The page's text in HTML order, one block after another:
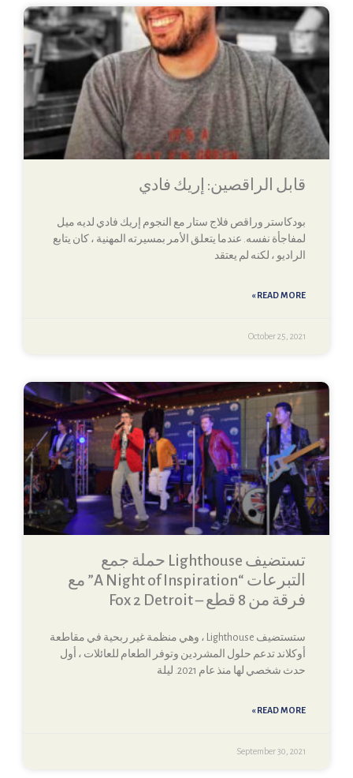
قابل الراقصين: إريك فادي
بودكاستر وراقص فلاج ستار مع النجوم إريك فادي لديه ميل
لمفاجأة نفسه. عندما يتعلق الأمر بمسيرته المهنية ، كان يتابع
الراديو ، لكنه لم يعتقد
READ MORE »
October 25, 2021
تستضيف Lighthouse حملة جمع
التبرعات “A Night of Inspiration” مع
فرقة من 8 قطع – Fox 2 Detroit
ستستضيف Lighthouse ، وهي منظمة غير ربحية في مقاطعة
أوكلاند تدعم حلول المشردين وتوفر الطعام للعائلات ، أول
حدث شخصي لها منذ عام 2021. ليلة
READ MORE »
September 30, 2021